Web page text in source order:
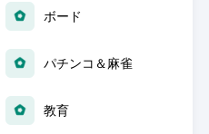
ボード
パチンコ＆麻雀
教育